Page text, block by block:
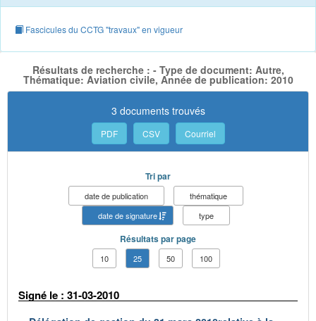
Fascicules du CCTG "travaux" en vigueur
Résultats de recherche : - Type de document: Autre,
Thématique: Aviation civile, Année de publication: 2010
3 documents trouvés
PDF CSV Courriel
Tri par
date de publication
thématique
date de signature
type
Résultats par page
10 25 50 100
Signé le : 31-03-2010